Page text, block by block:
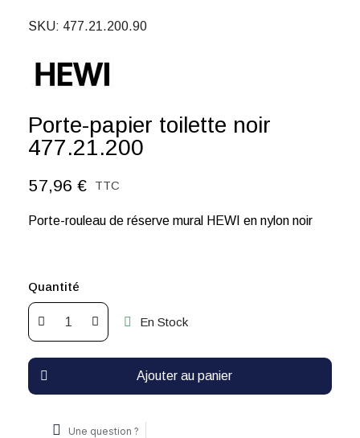
SKU 477.21.200.90
Porte-papier toilette noir
477.21.200
57,96 € TTC
Porte-rouleau de réserve mural HEWI en nylon noir
Quantité
En Stock
Ajouter au panier
Une question ?